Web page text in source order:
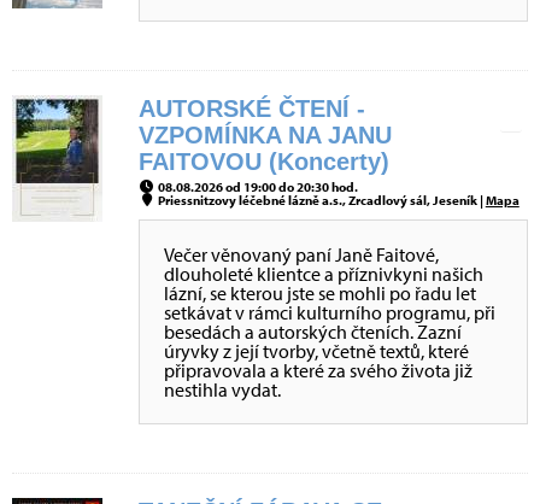
AUTORSKÉ ČTENÍ -
VZPOMÍNKA NA JANU
FAITOVOU (Koncerty)
08.08.2026 od 19:00 do 20:30 hod.
Priessnitzovy léčebné lázně a.s., Zrcadlový sál, Jeseník |Mapa
Večer věnovaný paní Janě Faitové,
dlouholeté klientce a příznivkyni našich
lázní, se kterou jste se mohli po řadu let
setkávat v rámci kulturního programu, při
besedách a autorských čteních. Zazní
úryvky z její tvorby, včetně textů, které
připravovala a které za svého života již
nestihla vydat.